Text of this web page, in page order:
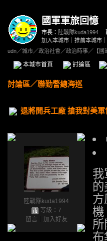
國軍軍旅回憶
市長： 陸戰隊kuda1994
加入本城市
推薦本城市
udn／城市／政治社會／政治時事／ 【
本城市首頁 討論區
討論區／聯勤警總海巡
退將開兵工廠 搶我對美軍
陸戰隊kuda1994
等級：7
留言
加入好友
我
方
機
所
布